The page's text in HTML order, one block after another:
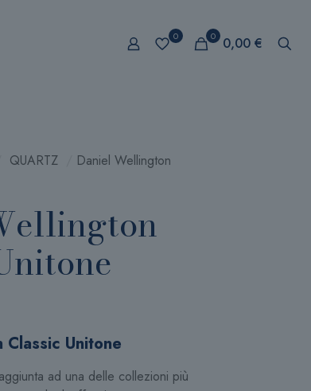
0 0 0,00 €
QUARTZ
Daniel Wellington
Classic Unitone
ad una delle collezioni più